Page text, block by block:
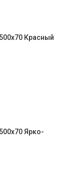
Красный
Ярко-